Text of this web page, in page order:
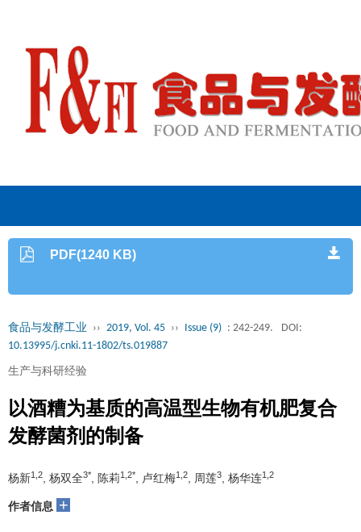
PDF(1240 KB)
食品与发酵工业 ›› 2019, Vol. 45 ›› Issue (9) : 242-249.
DOI:
10.13995/j.cnki.11-1802/ts.019887
生产与科研经验
以酒糟为基质的高温型生物有机肥复合
发酵菌剂的制备
杨新1,2 , 杨双全3* , 陈莉1,2* , 卢红梅1,2 , 周莲3 , 杨华连1,2
作者信息 +